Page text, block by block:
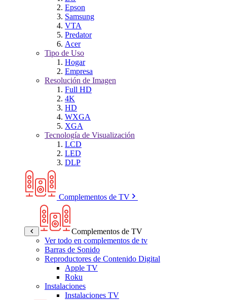
Epson
Samsung
VTA
Predator
Acer
Tipo de Uso
Hogar
Empresa
Resolución de Imagen
Full HD
4K
HD
WXGA
XGA
Tecnología de Visualización
LCD
LED
DLP
Complementos de TV
Complementos de TV
Ver todo en complementos de tv
Barras de Sonido
Reproductores de Contenido Digital
Apple TV
Roku
Instalaciones
Instalaciones TV